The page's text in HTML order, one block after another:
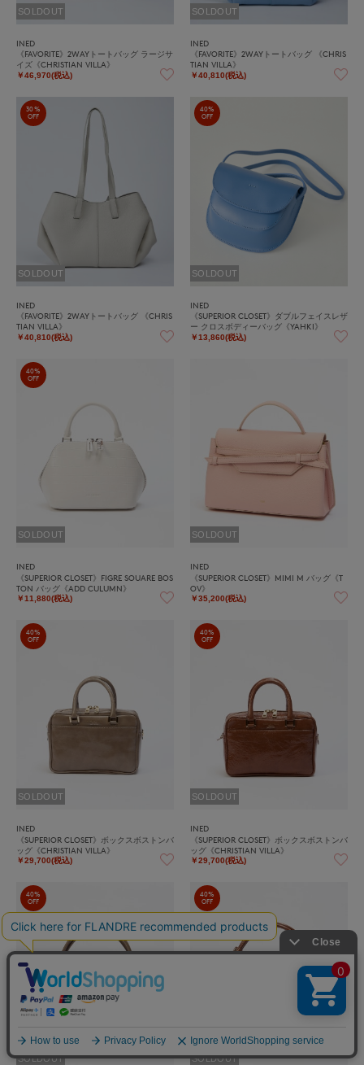
SOLDOUT
INED
《FAVORITE》2WAYトートバッグ ラージサ
イズ《CHRISTIAN VILLA》
￥46,970(税込)
SOLDOUT
INED
《FAVORITE》2WAYトートバッグ 《CHRIS
TIAN VILLA》
￥40,810(税込)
30%
OFF
SOLDOUT
INED
《FAVORITE》2WAYトートバッグ 《CHRIS
TIAN VILLA》
￥40,810(税込)
40%
OFF
SOLDOUT
INED
《SUPERIOR CLOSET》ダブルフェイスレザ
ー クロスボディーバッグ《YAHKI》
￥13,860(税込)
40%
OFF
SOLDOUT
INED
《SUPERIOR CLOSET》FIGRE SOUARE BOS
TON バッグ《ADD CULUMN》
￥11,880(税込)
SOLDOUT
INED
《SUPERIOR CLOSET》MIMI M バッグ《T
OV》
￥35,200(税込)
40%
OFF
SOLDOUT
INED
《SUPERIOR CLOSET》ボックスボストンバ
ッグ《CHRISTIAN VILLA》
￥29,700(税込)
40%
OFF
SOLDOUT
INED
《SUPERIOR CLOSET》ボックスボストンバ
ッグ《CHRISTIAN VILLA》
￥29,700(税込)
40%
OFF
SOLDOUT
40%
OFF
SOLDOUT